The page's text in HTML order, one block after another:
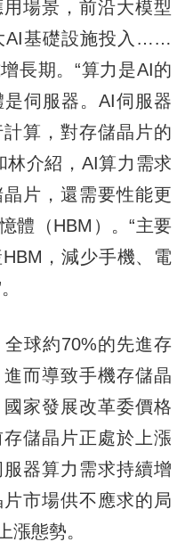
場景，前沿大模型
AI基礎設施投入……
長期。“算力是AI的
伺服器。AI伺服器
算，對存儲晶片的
林介紹，AI算力需求
片，還需要性能更
體（HBM）。“主要
，減少手機、電
球約70%的先進存
而導致手機存儲晶
家發展改革委價格
儲晶片正處於上漲
器算力需求持續增
市場供不應求的局
漲態勢。